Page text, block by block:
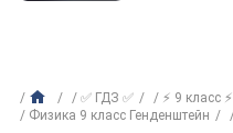
✅ ГДЗ ✅ ⚡ 9 класс ⚡
Физика 9 класс Генденштейн